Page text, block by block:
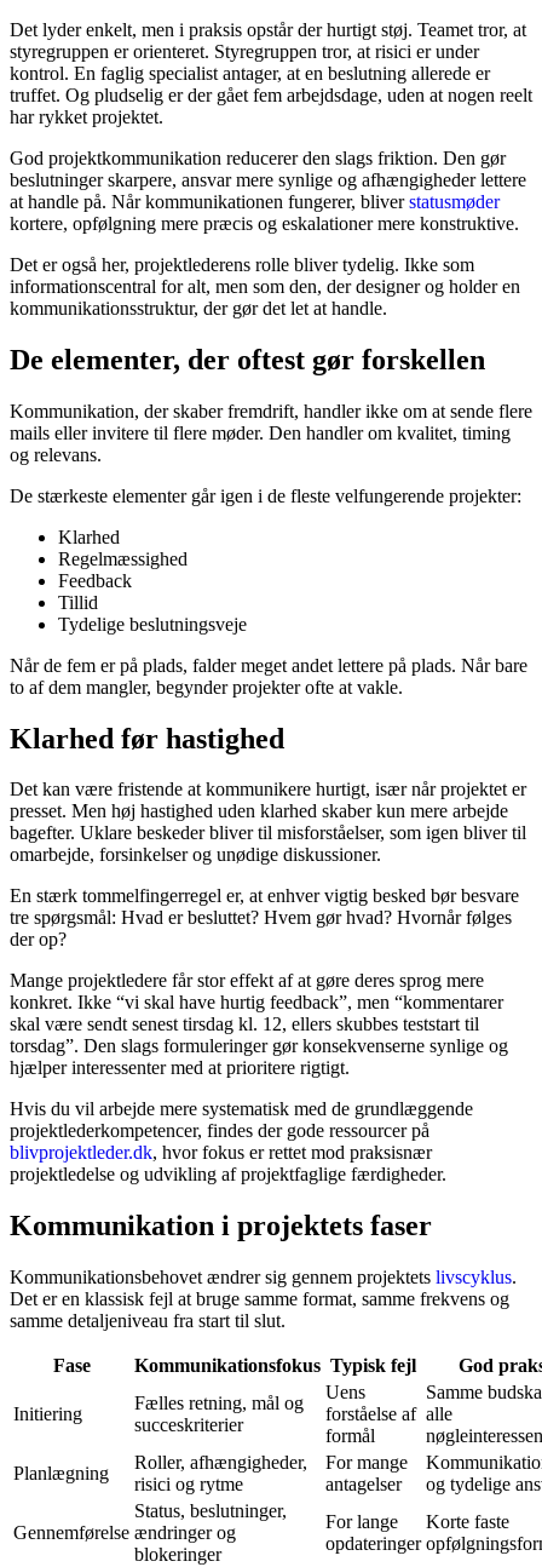
Det lyder enkelt, men i praksis opstår der hurtigt støj. Teamet tror, at
styregruppen er orienteret. Styregruppen tror, at risici er under
kontrol. En faglig specialist antager, at en beslutning allerede er
truffet. Og pludselig er der gået fem arbejdsdage, uden at nogen reelt
har rykket projektet.
God projektkommunikation reducerer den slags friktion. Den gør
beslutninger skarpere, ansvar mere synlige og afhængigheder lettere
at handle på. Når kommunikationen fungerer, bliverstatusmøder
kortere, opfølgning mere præcis og eskalationer mere konstruktive.
Det er også her, projektlederens rolle bliver tydelig. Ikke som
informationscentral for alt, men som den, der designer og holder en
kommunikationsstruktur, der gør det let at handle.
De elementer, der oftest gør forskellen
Kommunikation, der skaber fremdrift, handler ikke om at sende flere
mails eller invitere til flere møder. Den handler om kvalitet, timing
og relevans.
De stærkeste elementer går igen i de fleste velfungerende projekter:
Klarhed
Regelmæssighed
Feedback
Tillid
Tydelige beslutningsveje
Når de fem er på plads, falder meget andet lettere på plads. Når bare
to af dem mangler, begynder projekter ofte at vakle.
Klarhed før hastighed
Det kan være fristende at kommunikere hurtigt, især når projektet er
presset. Men høj hastighed uden klarhed skaber kun mere arbejde
bagefter. Uklare beskeder bliver til misforståelser, som igen bliver til
omarbejde, forsinkelser og unødige diskussioner.
En stærk tommelfingerregel er, at enhver vigtig besked bør besvare
tre spørgsmål: Hvad er besluttet? Hvem gør hvad? Hvornår følges
der op?
Mange projektledere får stor effekt af at gøre deres sprog mere
konkret. Ikke “vi skal have hurtig feedback”, men “kommentarer
skal være sendt senest tirsdag kl. 12, ellers skubbes teststart til
torsdag”. Den slags formuleringer gør konsekvenserne synlige og
hjælper interessenter med at prioritere rigtigt.
Hvis du vil arbejde mere systematisk med de grundlæggende
projektlederkompetencer, findes der gode ressourcer på
blivprojektleder.dk, hvor fokus er rettet mod praksisnær
projektledelse og udvikling af projektfaglige færdigheder.
Kommunikation i projektets faser
Kommunikationsbehovet ændrer sig gennem projektets livscyklus.
Det er en klassisk fejl at bruge samme format, samme frekvens og
samme detaljeniveau fra start til slut.
Fase Kommunikationsfokus Typisk fejl God
Initiering
Fælles retning, mål og
succeskriterier
Uens
forståelse af
formål
Samme
alle
Planlægning
Roller, afhængigheder,
risici og rytme
For mange
antagelser
og tydelige
Gennemførelse
Status, beslutninger,
ændringer og
blokeringer
For lange
opdateringer
Korte faste